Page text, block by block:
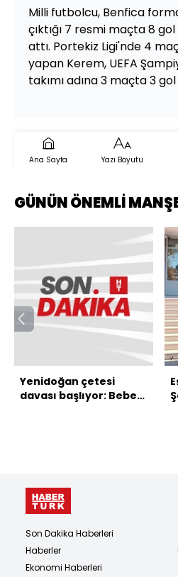
Milli futbolcu, Benfica
çıktığı 7 resmi maçta 8
attı. Portekiz Ligi'nde 4
yapan Kerem, UEFA
takımı adına 3 maçta 3
Ana Sayfa Yazı Boyutu
GÜNÜN ÖNEMLİ
Yenidoğan çetesi
davası başlıyor: Bebek
Son Dakika Haberleri
Haberler
Ekonomi Haberleri